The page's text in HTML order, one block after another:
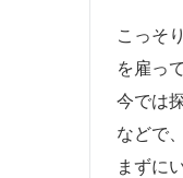
こっそ
を雇っ
今では
などで
まずに